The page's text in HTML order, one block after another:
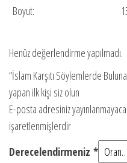
Boyut:
Henüz değerlendirme yapılmadı.
“İslam Karşıtı Söylemlerde
yapan ilk kişi siz olun
E-posta adresiniz
işaretlenmişlerdir
Derecelendirmeniz *